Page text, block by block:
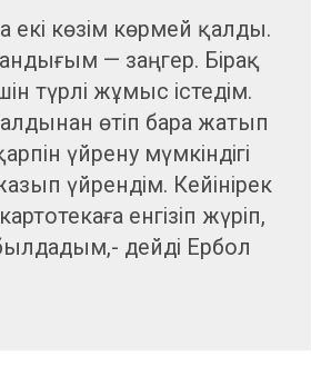
екі көзім көрмей қалды.
— заңгер. Бірақ
түрлі жұмыс істедім.
өтіп бара жатып
үйрену мүмкіндігі
үйрендім. Кейінірек
енгізіп жүріп,
дейді Ербол